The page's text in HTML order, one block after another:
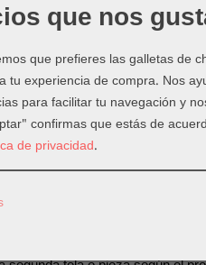
elegir
cuando necesites
normal; si necesitas
usarla
entretela al tamaño de la pieza.
de las caras adhesivas sobre
que nos
que prefieres las galletas de
tu experiencia de compra. Nos
para facilitar tu navegación y
confirmas que estás de
de privacidad.